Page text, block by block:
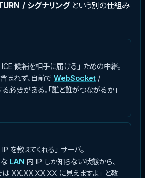
/ シグナリングという別の仕組み
候補を相手に届ける」 ための中継。
まれず、自前で WebSocket /
必要がある。「誰と誰がつながるか」
を教えてくれる」 サーバ。
LAN 内 IP しか知らない状態から、
は XX.XX.XX.XX に見えますよ」 と教